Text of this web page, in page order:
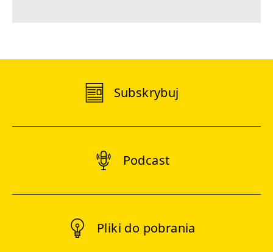
Subskrybuj
Podcast
Pliki do pobrania